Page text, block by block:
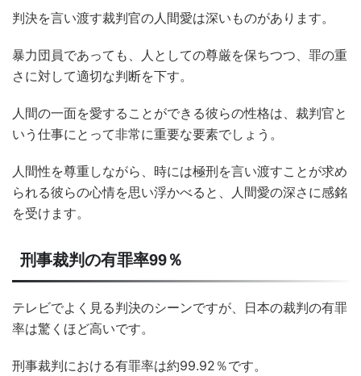
判決を言い渡す裁判官の人間愛は深いものがあります。
暴力団員であっても、人としての尊厳を保ちつつ、罪の重
さに対して適切な判断を下す。
人間の一面を愛することができる彼らの性格は、裁判官と
いう仕事にとって非常に重要な要素でしょう。
人間性を尊重しながら、時には極刑を言い渡すことが求め
られる彼らの心情を思い浮かべると、人間愛の深さに感銘
を受けます。
刑事裁判の有罪率99％
テレビでよく見る判決のシーンですが、日本の裁判の有罪
率は驚くほど高いです。
刑事裁判における有罪率は約99.92％です。